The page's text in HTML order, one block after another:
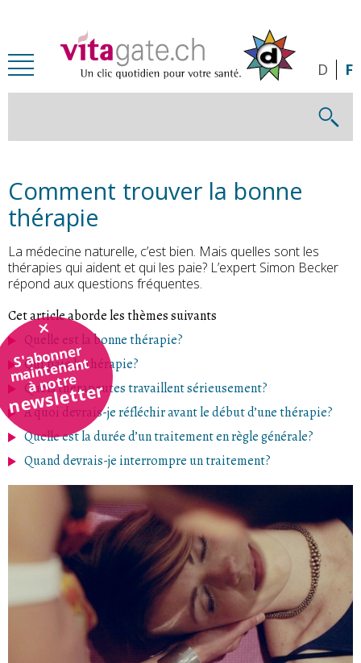
S'abonner
maintenant
à notre
newsletter
D F
Comment trouver la bonne
thérapie
La médecine naturelle, c’est bien. Mais quelles sont les
thérapies qui aident et qui les paie? L’expert Simon Becker
répond aux questions fréquentes.
Cet article aborde les thèmes suivants
Quelle est la bonne thérapie?
Qui paie la thérapie?
Quels thérapeutes travaillent sérieusement?
A quoi devrais-je réfléchir avant le début d’une thérapie?
Quelle est la durée d’un traitement en règle générale?
Quand devrais-je interrompre un traitement?